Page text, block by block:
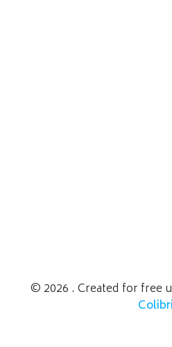
© 2026 . Created for free
Colibri